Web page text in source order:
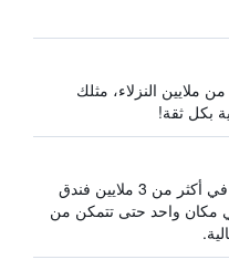
ملايين النزلاء، مثلك
بكل ثقة!
يبحث HotelsCombined في أكثر من 3 ملايين فندق
مكان واحد حتى تتمكن من